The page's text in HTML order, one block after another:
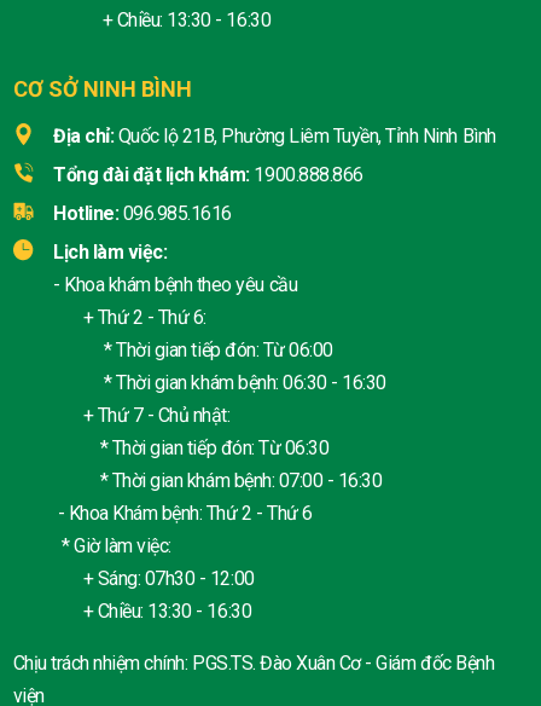
+ Chiều: 13:30 - 16:30
CƠ SỞ NINH BÌNH
Địa chỉ: Quốc lộ 21B, Phường Liêm Tuyền, Tỉnh Ninh Bình
Tổng đài đặt lịch khám: 1900.888.866
Hotline: 096.985.1616
Lịch làm việc:
- Khoa khám bệnh theo yêu cầu
+ Thứ 2 - Thứ 6:
* Thời gian tiếp đón: Từ 06:00
* Thời gian khám bệnh: 06:30 - 16:30
+ Thứ 7 - Chủ nhật:
* Thời gian tiếp đón: Từ 06:30
* Thời gian khám bệnh: 07:00 - 16:30
- Khoa Khám bệnh: Thứ 2 - Thứ 6
* Giờ làm việc:
+ Sáng: 07h30 - 12:00
+ Chiều: 13:30 - 16:30
Chịu trách nhiệm chính: PGS.TS. Đào Xuân Cơ - Giám đốc Bệnh
viện